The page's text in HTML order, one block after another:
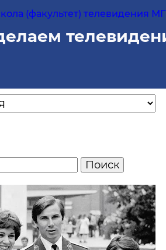
(факультет) телевидения